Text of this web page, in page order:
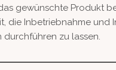
gewünschte Produkt
die Inbetriebnahme und
durchführen zu lassen.